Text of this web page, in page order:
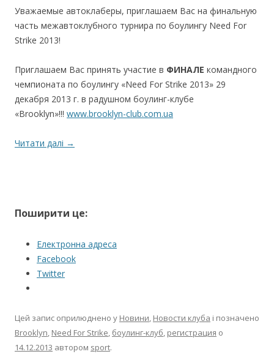
Уважаемые автоклаберы, приглашаем Вас на финальную
часть межавтоклубного турнира по боулингу Need For
Strike 2013!
Приглашаем Вас принять участие в ФИНАЛЕ командного
чемпионата по боулингу «Need For Strike 2013» 29
декабря 2013 г. в радушном боулинг-клубе
«Brooklyn»!!! www.brooklyn-club.com.ua
Читати далі →
Поширити це:
Електронна адреса
Facebook
Twitter
Цей запис оприлюднено у Новини, Новости клуба і позначено
Brooklyn, Need For Strike, боулинг-клуб, регистрация о
14.12.2013 автором sport.